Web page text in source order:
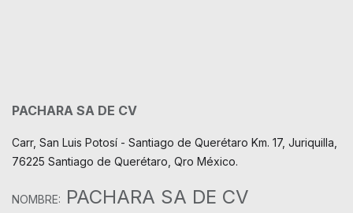
PACHARA SA DE CV
Carr, San Luis Potosí - Santiago de Querétaro Km. 17, Juriquilla,
76225 Santiago de Querétaro, Qro México.
NOMBRE: PACHARA SA DE CV